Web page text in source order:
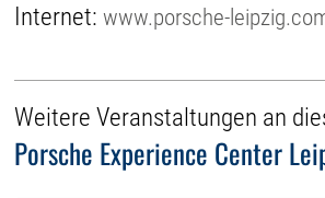
Internet:www.porsche-
Weitere Veranstaltungen an
Porsche Experience Center